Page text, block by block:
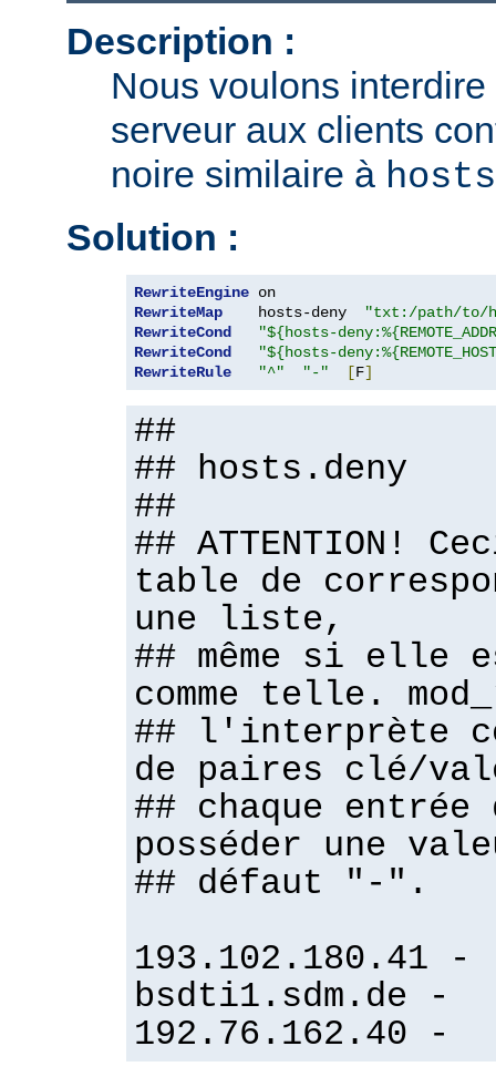
Description :
Nous voulons
serveur aux clients
noire similaire à
Solution :
RewriteEngine
RewriteMap
    hosts-deny
"txt:/path/to/
RewriteCond
"${hosts-
RewriteCond
"${hosts-
RewriteRule
"^" "-" [F]
##
## hosts.deny
##
## ATTENTION!
table de
une liste,
## même si elle
comme telle.
## l'interprète
de paires clé/
## chaque
posséder une
## défaut "-".
193.102.180.41 -
bsdti1.sdm.de -
192.76.162.40 -